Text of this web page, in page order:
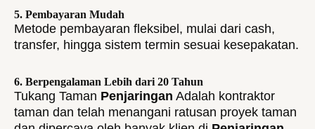
5. Pembayaran Mudah
Metode pembayaran fleksibel, mulai dari cash,
transfer, hingga sistem termin sesuai kesepakatan.
6. Berpengalaman Lebih dari 20 Tahun
Tukang Taman Penjaringan Adalah kontraktor
taman dan telah menangani ratusan proyek taman